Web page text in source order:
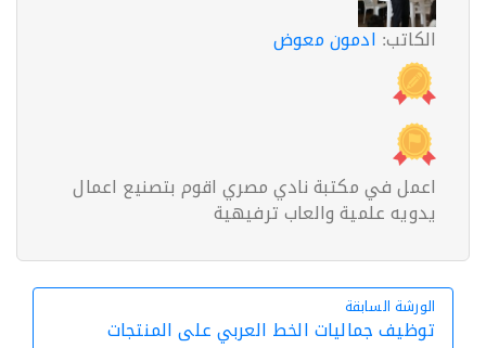
الكاتب:ادمون معوض
اعمل في مكتبة نادي مصري اقوم بتصنيع اعمال
يدويه علمية والعاب ترفيهية
الورشة السابقة
الورشة السابقة
توظيف جماليات الخط العربي على المنتجات